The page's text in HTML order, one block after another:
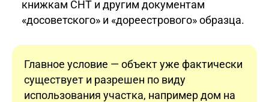
книжкам СНТ и другим документам
«досоветского» и «дореестрового» образца.
Главное условие — объект уже фактически
существует и разрешен по виду
использования участка, например дом на